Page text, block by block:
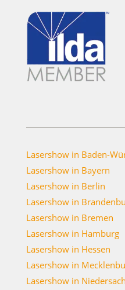
Lasershow in Baden-
Lasershow in Bayern
Lasershow in Berlin
Lasershow in
Lasershow in Bremen
Lasershow in Hamburg
Lasershow in Hessen
Lasershow in
Lasershow in